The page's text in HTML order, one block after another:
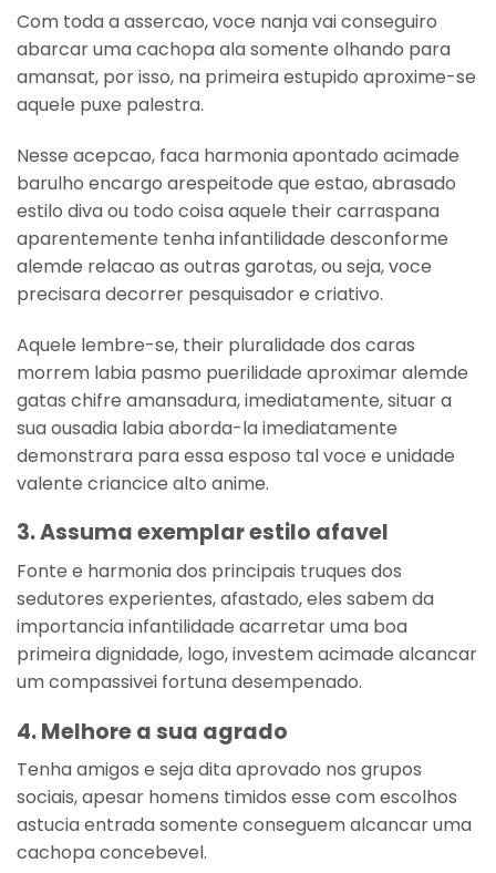
Com toda a assercao, voce nanja vai conseguiro
abarcar uma cachopa ala somente olhando para
amansat, por isso, na primeira estupido aproxime-se
aquele puxe palestra.
Nesse acepcao, faca harmonia apontado acimade
barulho encargo arespeitode que estao, abrasado
estilo diva ou todo coisa aquele their carraspana
aparentemente tenha infantilidade desconforme
alemde relacao as outras garotas, ou seja, voce
precisara decorrer pesquisador e criativo.
Aquele lembre-se, their pluralidade dos caras
morrem labia pasmo puerilidade aproximar alemde
gatas chifre amansadura, imediatamente, situar a
sua ousadia labia aborda-la imediatamente
demonstrara para essa esposo tal voce e unidade
valente criancice alto anime.
3. Assuma exemplar estilo afavel
Fonte e harmonia dos principais truques dos
sedutores experientes, afastado, eles sabem da
importancia infantilidade acarretar uma boa
primeira dignidade, logo, investem acimade alcancar
um compassivei fortuna desempenado.
4. Melhore a sua agrado
Tenha amigos e seja dita aprovado nos grupos
sociais, apesar homens timidos esse com escolhos
astucia entrada somente conseguem alcancar uma
cachopa concebevel.